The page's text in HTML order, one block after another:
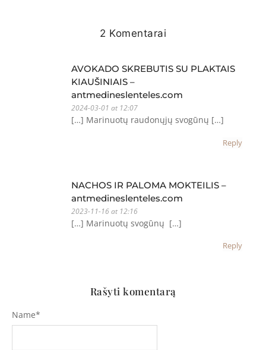
2 Komentarai
AVOKADO SKREBUTIS SU PLAKTAIS
KIAUŠINIAIS –
antmedineslenteles.com
2024-03-01 at 12:07
[…] Marinuotų raudonųjų svogūnų […]
Reply
NACHOS IR PALOMA MOKTEILIS –
antmedineslenteles.com
2023-11-16 at 12:16
[…] Marinuotų svogūnų […]
Reply
Rašyti komentarą
Name*